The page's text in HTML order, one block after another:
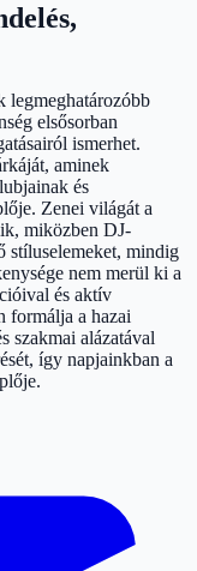
legmeghatározóbb
elsősorban
ismerhet.
aminek
és
Zenei világát a
miközben DJ-
stíluselemeket, mindig
nem merül ki a
és aktív
formálja a hazai
szakmai alázatával
így napjainkban a